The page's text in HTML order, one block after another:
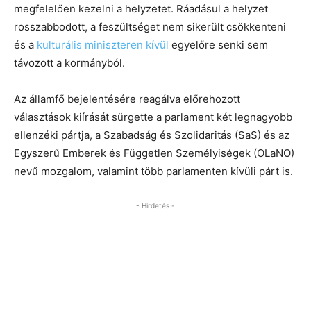
megfelelően kezelni a helyzetet. Ráadásul a helyzet
rosszabbodott, a feszültséget nem sikerült csökkenteni
és a kulturális miniszteren kívül egyelőre senki sem
távozott a kormányból.
Az államfő bejelentésére reagálva előrehozott
választások kiírását sürgette a parlament két legnagyobb
ellenzéki pártja, a Szabadság és Szolidaritás (SaS) és az
Egyszerű Emberek és Független Személyiségek (OLaNO)
nevű mozgalom, valamint több parlamenten kívüli párt is.
- Hirdetés -